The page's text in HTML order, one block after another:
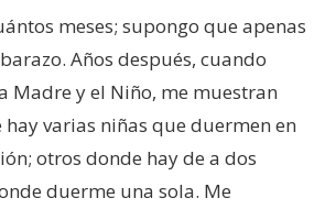
meses; supongo que apenas
Años después, cuando
Madre y el Niño, me muestran
varias niñas que duermen en
otros donde hay de a dos
duerme una sola. Me